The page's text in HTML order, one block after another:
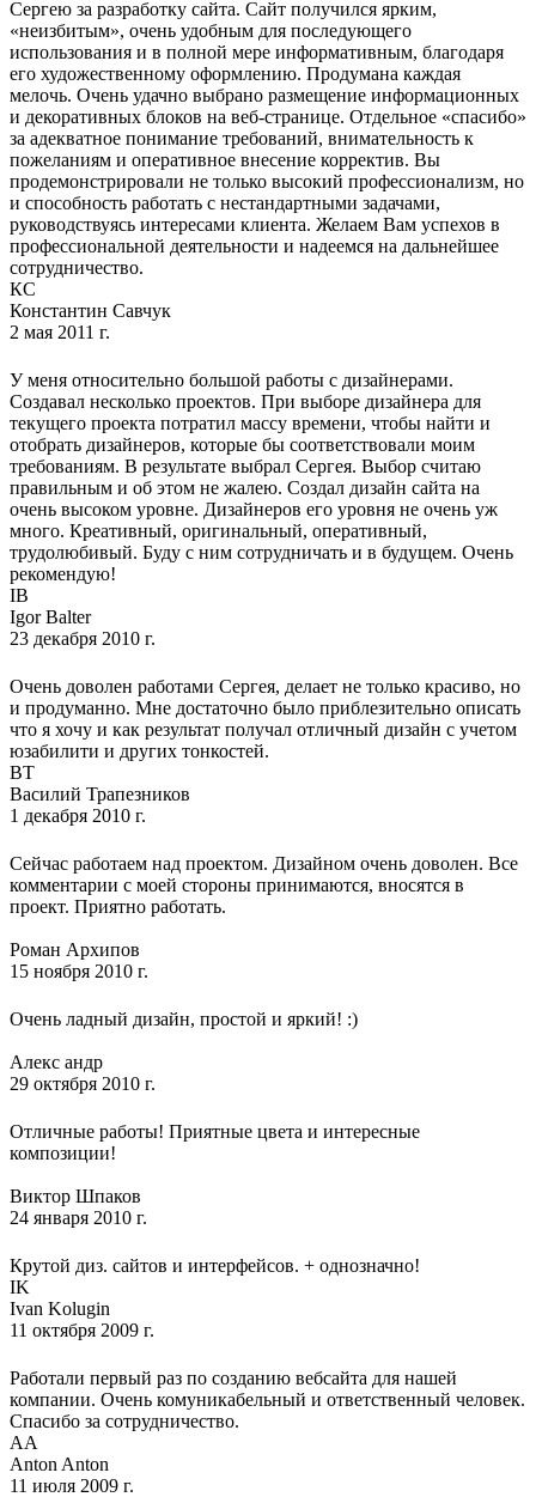
Сергею за разработку сайта. Сайт получился ярким,
«неизбитым», очень удобным для последующего
использования и в полной мере информативным, благодаря
его художественному оформлению. Продумана каждая
мелочь. Очень удачно выбрано размещение информационных
и декоративных блоков на веб-странице. Отдельное «спасибо»
за адекватное понимание требований, внимательность к
пожеланиям и оперативное внесение корректив. Вы
продемонстрировали не только высокий профессионализм, но
и способность работать с нестандартными задачами,
руководствуясь интересами клиента. Желаем Вам успехов в
профессиональной деятельности и надеемся на дальнейшее
сотрудничество.
КС
Константин Савчук
2 мая 2011 г.
У меня относительно большой работы с дизайнерами.
Создавал несколько проектов. При выборе дизайнера для
текущего проекта потратил массу времени, чтобы найти и
отобрать дизайнеров, которые бы соответствовали моим
требованиям. В результате выбрал Сергея. Выбор считаю
правильным и об этом не жалею. Создал дизайн сайта на
очень высоком уровне. Дизайнеров его уровня не очень уж
много. Креативный, оригинальный, оперативный,
трудолюбивый. Буду с ним сотрудничать и в будущем. Очень
рекомендую!
IB
Igor Balter
23 декабря 2010 г.
Очень доволен работами Сергея, делает не только красиво, но
и продуманно. Мне достаточно было приблезительно описать
что я хочу и как результат получал отличный дизайн с учетом
юзабилити и других тонкостей.
ВТ
Василий Трапезников
1 декабря 2010 г.
Сейчас работаем над проектом. Дизайном очень доволен. Все
комментарии с моей стороны принимаются, вносятся в
проект. Приятно работать.
Роман Архипов
15 ноября 2010 г.
Очень ладный дизайн, простой и яркий! :)
Алeкс андр
29 октября 2010 г.
Отличные работы! Приятные цвета и интересные
композиции!
Виктор Шпаков
24 января 2010 г.
Крутой диз. сайтов и интерфейсов. + однозначно!
IK
Ivan Kolugin
11 октября 2009 г.
Работали первый раз по созданию вебсайта для нашей
компании. Очень комуникабельный и ответственный человек.
Спасибо за сотрудничество.
AA
Anton Anton
11 июля 2009 г.